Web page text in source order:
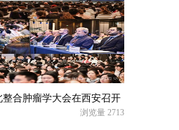
整合肿瘤学大会在西安召开
浏览量 2713